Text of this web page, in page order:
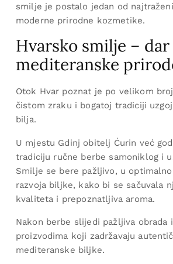
smilje je postalo jedan od
moderne prirodne kozmetike.
Hvarsko smilje – dar
mediteranske
Otok Hvar poznat je po velikom
čistom zraku i bogatoj tradiciji
bilja.
U mjestu Gdinj obitelj Ćurin već
tradiciju ručne berbe samoniklog i
Smilje se bere pažljivo, u
razvoja biljke, kako bi se sačuvala
kvaliteta i prepoznatljiva aroma.
Nakon berbe slijedi pažljiva obrada
proizvodima koji zadržavaju
mediteranske biljke.